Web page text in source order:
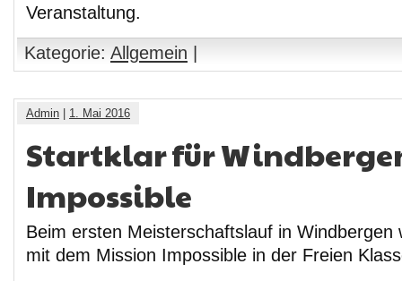
Veranstaltung.
Kategorie: Allgemein
Admin 1. Mai 2016
Startklar für
Impossible
Beim ersten Meisterschaftslauf in Windbergen
mit dem Mission Impossible in der Freien